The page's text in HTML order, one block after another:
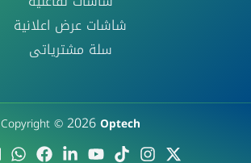
شاشات عرض اعلانية
سلة مشترياتى
Copyright ©2026Optech